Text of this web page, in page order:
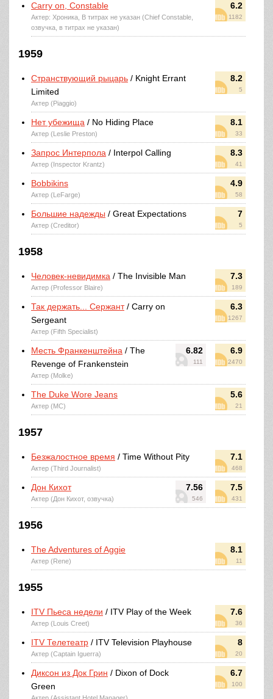
6.2
1182
Carry on, Constable
Актер: Хроника, В титрах не указан (Chief Constable,
озвучка, в титрах не указан)
1959
8.2
5
Странствующий рыцарь / Knight Errant
Limited
Актер (Piaggio)
8.1
33
Нет убежища / No Hiding Place
Актер (Leslie Preston)
8.3
41
Запрос Интерпола / Interpol Calling
Актер (Inspector Krantz)
4.9
58
Bobbikins
Актер (LeFarge)
7
5
Большие надежды / Great Expectations
Актер (Creditor)
1958
7.3
189
Человек-невидимка / The Invisible Man
Актер (Professor Blaire)
6.3
1267
Так держать... Сержант/ Carry on
Sergeant
Актер (Fifth Specialist)
6.82
111
6.9
2470
Месть Франкенштейна / The
Revenge of Frankenstein
Актер (Molke)
5.6
21
The Duke Wore Jeans
Актер (MC)
1957
7.1
468
Безжалостное время / Time Without Pity
Актер (Third Journalist)
7.56
546
7.5
431
Дон Кихот
Актер (Дон Кихот, озвучка)
1956
8.1
11
The Adventures of Aggie
Актер (Rene)
1955
7.6
36
ITV Пьеса недели / ITV Play of the Week
Актер (Louis Creet)
8
20
ITV Телетеатр / ITV Television Playhouse
Актер (Captain Iguerra)
6.7
100
Диксон из Док Грин / Dixon of Dock
Green